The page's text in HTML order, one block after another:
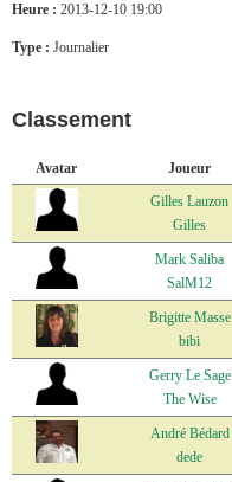
Heure : 2013-12-10 19:00
Type : Journalier
Classement
Avatar Joueur
Gilles Lauzon
Gilles
Mark Saliba
SalM12
Brigitte Masse
bibi
Gerry Le Sage
The Wise
André Bédard
dede